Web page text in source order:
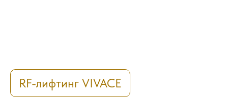
RF-лифтинг VIVACE